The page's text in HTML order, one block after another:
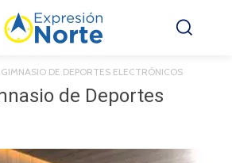
GIMNASIO DE DEPORTES ELECTRÓNICOS
de Deportes